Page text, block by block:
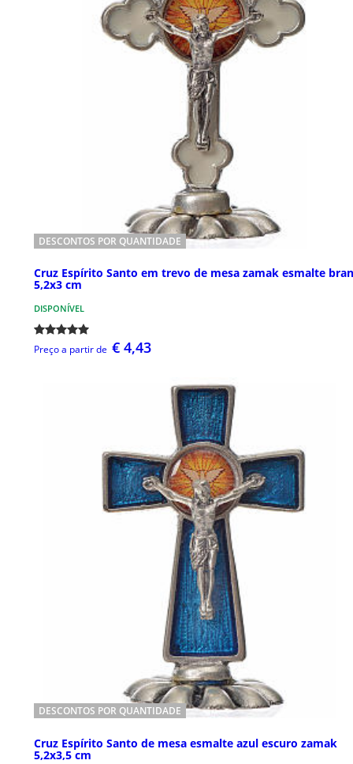
DESCONTOS POR QUANTIDADE
Cruz Espírito Santo em trevo de mesa zamak esmalte
5,2x3 cm
DISPONÍVEL
Preço a partir de € 4,43
DESCONTOS POR QUANTIDADE
Cruz Espírito Santo de mesa esmalte azul escuro zamak
5,2x3,5 cm